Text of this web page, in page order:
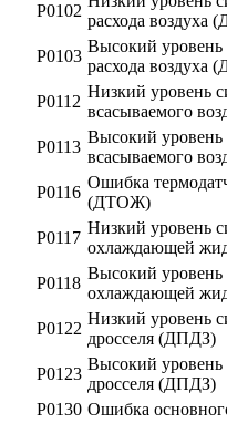
P0102
расхода воздуха
Р0103
Высокий уровень
расхода воздуха
Р0112
Низкий уровень
всасываемого
Р0113
Высокий уровень
всасываемого
Р0116
Ошибка
(ДТОЖ)
Р0117
Низкий уровень
охлаждающей
Р0118
Высокий уровень
охлаждающей
Р0122
Низкий уровень
дросселя (ДПДЗ)
Р0123
Высокий уровень
дросселя (ДПДЗ)
Р0130 Ошибка